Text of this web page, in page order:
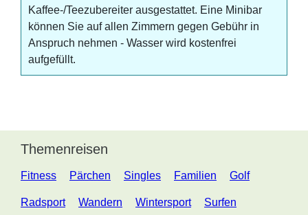
Kaffee-/Teezubereiter ausgestattet. Eine Minibar
können Sie auf allen Zimmern gegen Gebühr in
Anspruch nehmen - Wasser wird kostenfrei
aufgefüllt.
Themenreisen
Fitness Pärchen Singles Familien Golf
Radsport Wandern Wintersport Surfen